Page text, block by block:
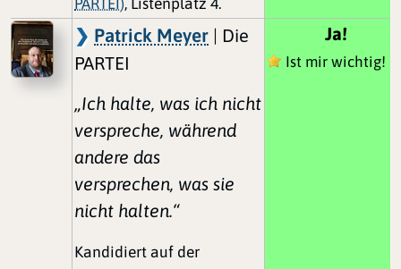
PARTEI), Listenplatz 4.
Patrick Meyer | Die
PARTEI
„Ich halte, was ich nicht
verspreche, während
andere das
versprechen, was sie
nicht halten.“
Kandidiert auf der
Ja!
Ist mir wichtig!